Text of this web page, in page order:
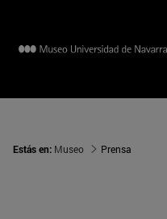
Estás en: Museo Prensa